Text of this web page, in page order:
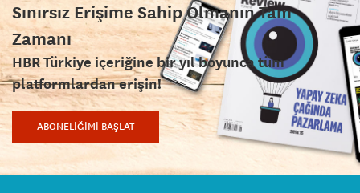
Sınırsız Erişime Sahip Olmanın Tam
Zamanı
HBR Türkiye içeriğine bir yıl boyunca tüm
platformlardan erişin!
ABONELİĞİMİ BAŞLAT